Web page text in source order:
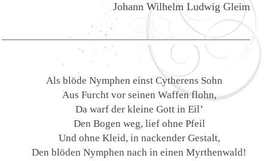
Johann Wilhelm Ludwig Gleim
Als blöde Nymphen einst Cytherens Sohn
Aus Furcht vor seinen Waffen flohn,
Da warf der kleine Gott in Eil’
Den Bogen weg, lief ohne Pfeil
Und ohne Kleid, in nackender Gestalt,
Den blöden Nymphen nach in einen Myrthenwald!